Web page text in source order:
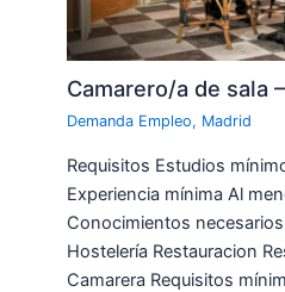
Camarero/a de sala
Demanda Empleo, Madrid
Requisitos Estudios
Experiencia mínima Al
Conocimientos
Hostelería Restauracion
Camarera Requisitos